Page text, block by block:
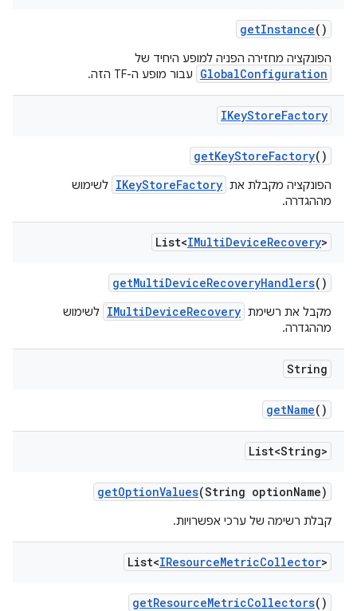
getInstance()
הפונקציה מחזירה הפניה למופע היחיד של
GlobalConfiguration עבור מופע ה-TF הזה.
IKeyStoreFactory
getKeyStoreFactory()
הפונקציה מקבלת את IKeyStoreFactory לשימוש
מההגדרה.
List<IMultiDeviceRecovery>
getMultiDeviceRecoveryHandlers()
מקבל את רשימת IMultiDeviceRecovery לשימוש
מההגדרה.
String
getName()
List<String>
getOptionValues(String optionName)
קבלת רשימה של ערכי אפשרויות.
List<IResourceMetricCollector>
getResourceMetricCollectors()